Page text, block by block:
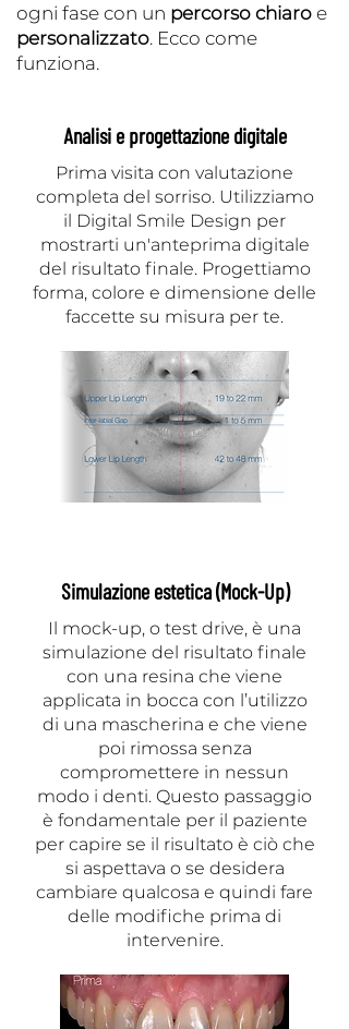
ogni fase con un percorso chiaro e
personalizzato. Ecco come
funziona.
Analisi e progettazione digitale
Prima visita con valutazione
completa del sorriso. Utilizziamo
il Digital Smile Design per
mostrarti un'anteprima digitale
del risultato finale. Progettiamo
forma, colore e dimensione delle
faccette su misura per te.
Simulazione estetica (Mock-Up)
Il mock-up, o test drive, è una
simulazione del risultato finale
con una resina che viene
applicata in bocca con l’utilizzo
di una mascherina e che viene
poi rimossa senza
compromettere in nessun
modo i denti. Questo passaggio
è fondamentale per il paziente
per capire se il risultato è ciò che
si aspettava o se desidera
cambiare qualcosa e quindi fare
delle modifiche prima di
intervenire.